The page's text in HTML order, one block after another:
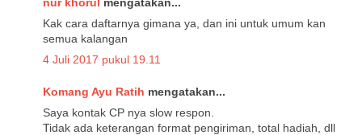
Kak cara daftarnya gimana ya, dan ini untuk umum kan
semua kalangan
4 Juli 2017 pukul 19.11
Komang Ayu Ratih mengatakan...
Saya kontak CP nya slow respon.
Tidak ada keterangan format pengiriman, total hadiah, dll